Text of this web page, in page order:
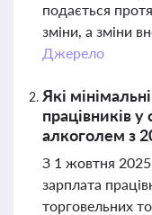
подається
зміни, а зміни
Джерело
Які
працівників у
алкоголем з
З 1 жовтня 2025
зарплата
торговельних